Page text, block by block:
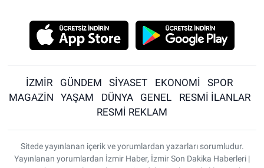
İZMİR GÜNDEM SİYASET EKONOMİ
SPOR
MAGAZİN
YAŞAM DÜNYA GENEL
RESMİ İLANLAR
RESMİ REKLAM
Sitede yayınlanan içerik ve yorumlardan yazarları sorumludur.
Yayınlanan yorumlardan İzmir Haber, İzmir Son Dakika Haberleri |